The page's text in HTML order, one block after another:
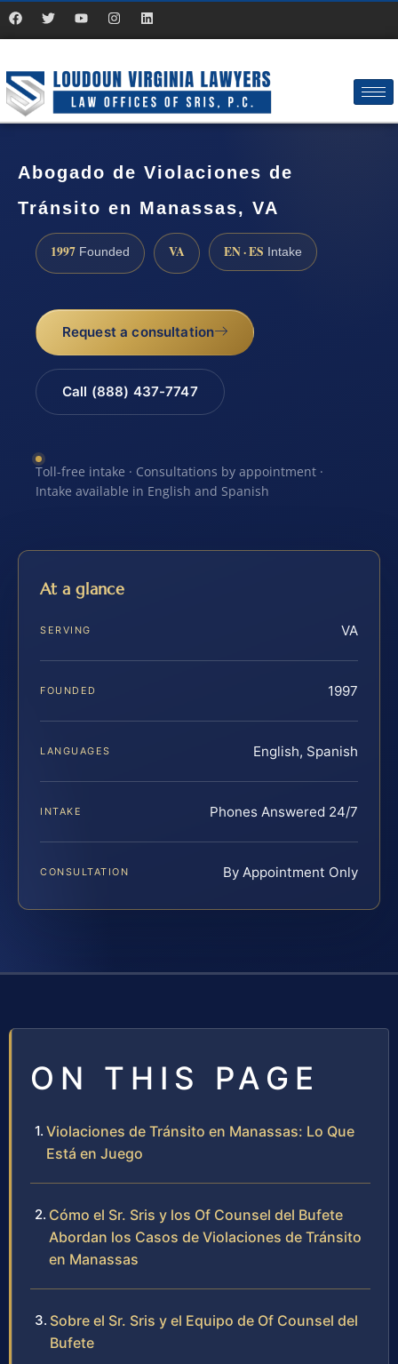
Abogado de Violaciones de
Tránsito en Manassas, VA
1997 Founded VA EN · ES Intake
Request a consultation
Call (888) 437-7747
Toll-free intake · Consultations by appointment ·
Intake available in English and Spanish
At a glance
SERVING VA
FOUNDED 1997
LANGUAGES English, Spanish
INTAKE Phones Answered 24/7
CONSULTATION By Appointment Only
ON THIS PAGE
Violaciones de Tránsito en Manassas: Lo Que
Está en Juego
Cómo el Sr. Sris y los Of Counsel del Bufete
Abordan los Casos de Violaciones de Tránsito
en Manassas
Sobre el Sr. Sris y el Equipo de Of Counsel del
Bufete